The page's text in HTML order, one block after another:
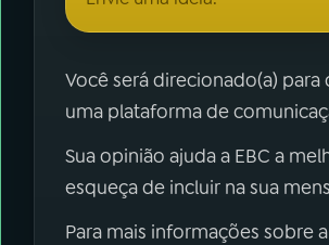
Você será direcionado(a) para
uma plataforma de
Sua opinião ajuda a EBC a
esqueça de incluir na sua
Para mais informações sobre